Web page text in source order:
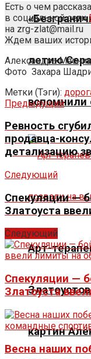
летию
вспомнили
Арт-
картин
Есть о чем
в социальной сети
на zrg-zlat@mail.ru
Ждем ваших
Александра
Фото Захара
Метки (Тэги):
Предыдущий
Ревность
продавца-
детализацию
Следующий
Спекуляции —
Златоуста
Следующий
Спекуляции —
Златоуста
Весна наших